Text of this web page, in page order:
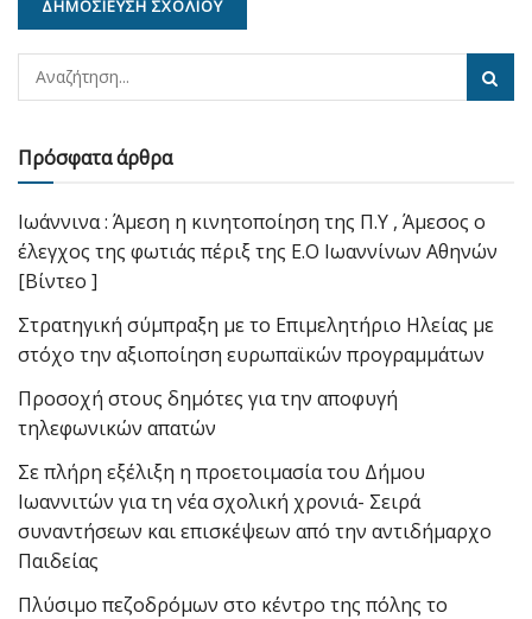
Πρόσφατα άρθρα
Ιωάννινα : Άμεση η κινητοποίηση της Π.Υ , Άμεσος ο
έλεγχος της φωτιάς πέριξ της Ε.Ο Ιωαννίνων Αθηνών
[Βίντεο ]
Στρατηγική σύμπραξη με το Επιμελητήριο Ηλείας με
στόχο την αξιοποίηση ευρωπαϊκών προγραμμάτων
Προσοχή στους δημότες για την αποφυγή
τηλεφωνικών απατών
Σε πλήρη εξέλιξη η προετοιμασία του Δήμου
Ιωαννιτών για τη νέα σχολική χρονιά- Σειρά
συναντήσεων και επισκέψεων από την αντιδήμαρχο
Παιδείας
Πλύσιμο πεζοδρόμων στο κέντρο της πόλης το